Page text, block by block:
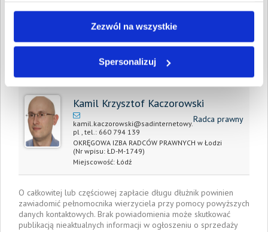
Zezwól na wszystkie
Spersonalizuj
wyrok sądu z dnia:
Data wystawienia: 28 kwietnia 2026
Pełnomocnik wierzyciela:
Kamil Krzysztof Kaczorowski
Radca prawny
kamil.kaczorowski@sadinternetowy.
pl , tel.: 660 794 139
OKRĘGOWA IZBA RADCÓW PRAWNYCH w Łodzi
(Nr wpisu: ŁD-M-1749)
Miejscowość: Łódź
O całkowitej lub częściowej zapłacie długu dłużnik powinien
zawiadomić pełnomocnika wierzyciela przy pomocy powyższych
danych kontaktowych. Brak powiadomienia może skutkować
publikacją nieaktualnych informacji w ogłoszeniu o sprzedaży